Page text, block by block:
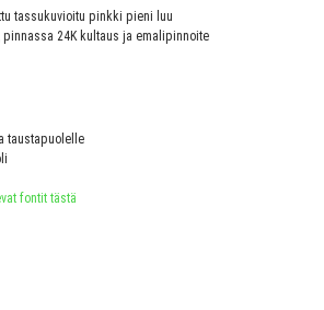
tassukuvioitu pinkki pieni luu
24K kultaus ja emalipinnoite
taustapuolelle
fontit tästä